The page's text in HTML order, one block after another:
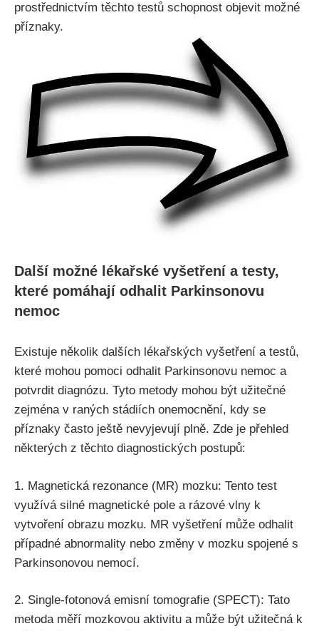
prostřednictvím těchto testů schopnost objevit možné
příznaky.
Další možné lékařské vyšetření a testy,
které pomáhají odhalit Parkinsonovu
nemoc
Existuje několik dalších lékařských vyšetření a testů,
které mohou pomoci odhalit Parkinsonovu nemoc a
potvrdit diagnózu. Tyto metody mohou být užitečné
zejména v raných stádiích onemocnění, kdy se
příznaky často ještě nevyjevují plně. Zde je přehled
některých z těchto diagnostických postupů:
1. Magnetická rezonance (MR) mozku: Tento test
využívá silné magnetické pole a rázové vlny k
vytvoření obrazu mozku. MR vyšetření může odhalit
případné abnormality nebo změny v mozku spojené s
Parkinsonovou nemocí.
2. Single-fotonová emisní tomografie (SPECT): Tato
metoda měří mozkovou aktivitu a může být užitečná k